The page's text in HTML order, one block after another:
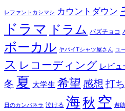
レファントカシマシ カウントダウン
ドラマ ドラム バズチョコ
ボーカル ヤバイTシャツ屋さん ユ
ス レコーディング レビュ
冬 夏 大学生 希望 感想 打
日のカンパネラ 泣ける 海秋 空 遊助